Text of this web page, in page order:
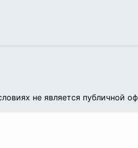
не является публичной